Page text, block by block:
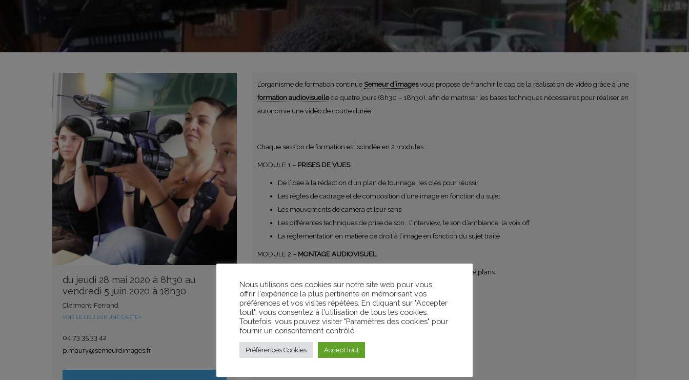
du jeudi 28 mai 2020 à 8h30 au
vendredi 5 juin 2020 à 18h30
Clermont-Ferrand
VOIR LE LIEU SUR UNE CARTE
04 73 35 33 42
p.maury@semeurdimages.fr
L’organisme de formation continue Semeur d’imagesvous propose de franchir le cap de la réalisation de vidéo grâce à une
formation audiovisuellede quatre jours (8h30 – 18h30), afin de maitriser les bases techniques nécessaires pour réaliser en
autonomie une vidéo de courte durée.
Chaque session de formation est scindée en 2 modules :
MODULE 1 – PRISES DE VUES
De l’idée à la rédaction d’un plan de tournage, les clés pour réussir
Les règles de cadrage et de composition d’une image en fonction du sujet
Les mouvements de caméra et leur sens
Les différentes techniques de prise de son : l’interview, le son d’ambiance, la voix off
La réglementation en matière de droit à l’image en fonction du sujet traité
MODULE 2 – MONTAGE AUDIOVISUEL
Le plan de montage dynamique, enchaînement et raccords entre plans
Les titrages en adéquation avec le sujet
Le mixage son, l’habillage sonore.
La diffusion en Haute Définition sur une plateforme vidéo
Aucun pré-requis n’est nécessaire pour suivre cette formation
Nous utilisons des cookies sur notre site web pour vous
offrir l'expérience la plus pertinente en mémorisant vos
préférences et vos visites répétées. En cliquant sur "Accepter
tout", vous consentez à l'utilisation de tous les cookies.
Toutefois, vous pouvez visiter "Paramètres des cookies" pour
fournir un consentement contrôlé.
Préférences Cookies Accept tout